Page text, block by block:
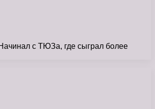
с ТЮЗа, где сыграл более